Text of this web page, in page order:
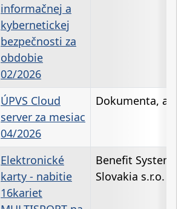
informačnej a
kybernetickej
bezpečnosti za
obdobie
02/2026
ÚPVS Cloud
server za mesiac
04/2026
Dokumenta, a.s.
Elektronické
karty - nabitie
16kariet
Benefit Systems
Slovakia s.r.o.